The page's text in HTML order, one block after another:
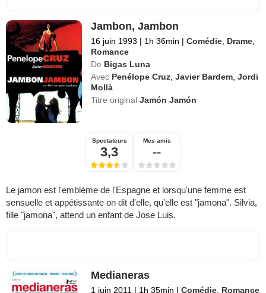
Jambon, Jambon
16 juin 1993 | 1h 36min | Comédie Drame
Romance
De Bigas Luna
Avec Penélope Cruz ,Javier Bardem ,Jordi
Mollà
Titre originalJamón Jamón
Spectateurs
3,3
Mes amis
--
Le jamon est l'emblème de l'Espagne et lorsqu'une femme est
sensuelle et appétissante on dit d'elle, qu'elle est "jamona". Silvia,
fille "jamona", attend un enfant de Jose Luis.
Medianeras
1 juin 2011 | 1h 35min | Comédie, Romance